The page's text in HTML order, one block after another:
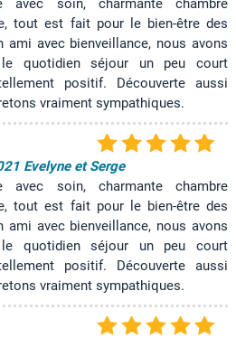
avec soin, charmante chambre
tout est fait pour le bien-être des
ami avec bienveillance, nous avons
quotidien séjour un peu court
positif. Découverte aussi
vraiment sympathiques.
Evelyne et Serge
avec soin, charmante chambre
tout est fait pour le bien-être des
ami avec bienveillance, nous avons
quotidien séjour un peu court
positif. Découverte aussi
vraiment sympathiques.